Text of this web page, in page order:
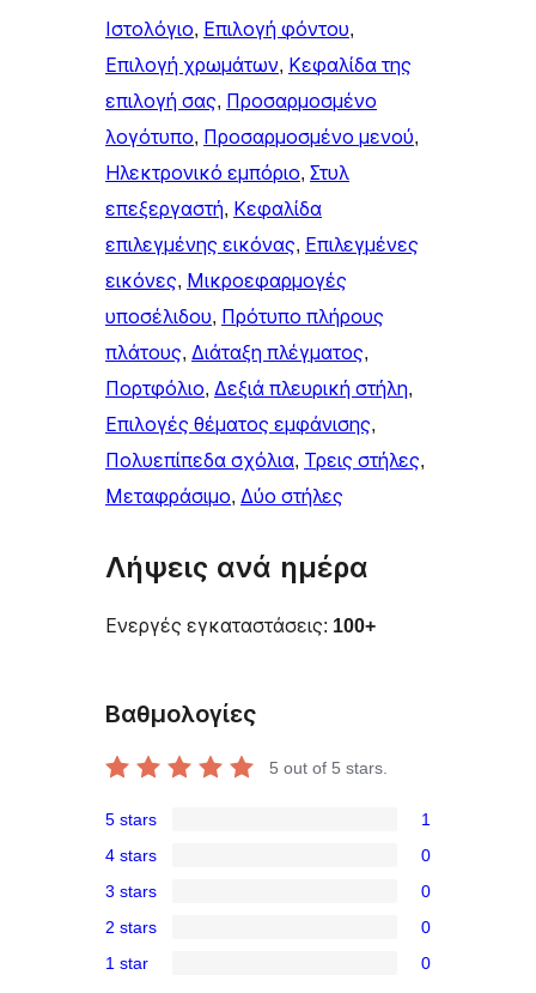
Ιστολόγιο, Επιλογή φόντου
Επιλογή χρωμάτων, Κεφαλίδα της
επιλογή σας, Προσαρμοσμένο
λογότυπο, Προσαρμοσμένο μενού
Ηλεκτρονικό εμπόριο, Στυλ
επεξεργαστή, Κεφαλίδα
επιλεγμένης εικόνας, Επιλεγμένες
εικόνες, Μικροεφαρμογές
υποσέλιδου, Πρότυπο πλήρους
πλάτους, Διάταξη πλέγματος
Πορτφόλιο, Δεξιά πλευρική στήλη
Επιλογές θέματος εμφάνισης
Πολυεπίπεδα σχόλια, Τρεις στήλες
Μεταφράσιμο, Δύο στήλες
Λήψεις ανά ημέρα
Ενεργές εγκαταστάσεις: 100+
Βαθμολογίες
5 out of 5 stars.
5-
star
review
5 stars 1
4-
star
reviews
4 stars 0
3-
star
3 stars 0
2-
2 stars 0
1 star 0